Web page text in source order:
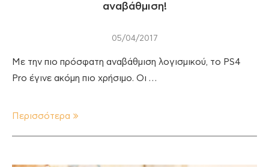
αναβάθμιση!
05/04/2017
Με την πιο πρόσφατη αναβάθμιση λογισμικού, το PS4
Pro έγινε ακόμη πιο χρήσιμο. Οι …
Περισσότερα